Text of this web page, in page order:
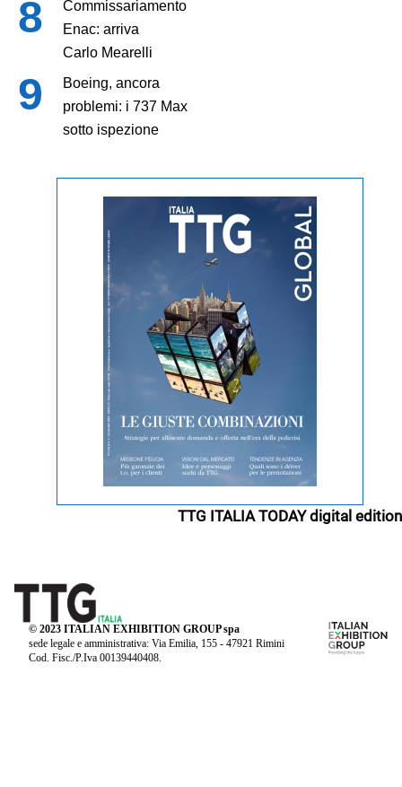
Commissariamento
Enac: arriva
Carlo Mearelli
Boeing, ancora
problemi: i 737 Max
sotto ispezione
TTG ITALIA TODAY digital edition
© 2023 ITALIAN EXHIBITION GROUP spa
sede legale e amministrativa: Via Emilia, 155 - 47921 Rimini
Cod. Fisc./P.Iva 00139440408.